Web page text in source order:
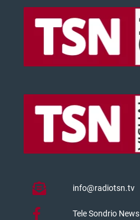
info@radiotsn.tv
Tele Sondrio News